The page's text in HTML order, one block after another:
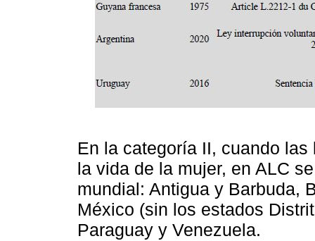
En la categoría II, cuando
la vida de la mujer, en ALC
mundial: Antigua y Barbuda,
México (sin los estados
Paraguay y Venezuela.